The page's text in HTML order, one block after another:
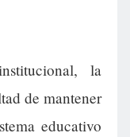
la
de mantener
educativo